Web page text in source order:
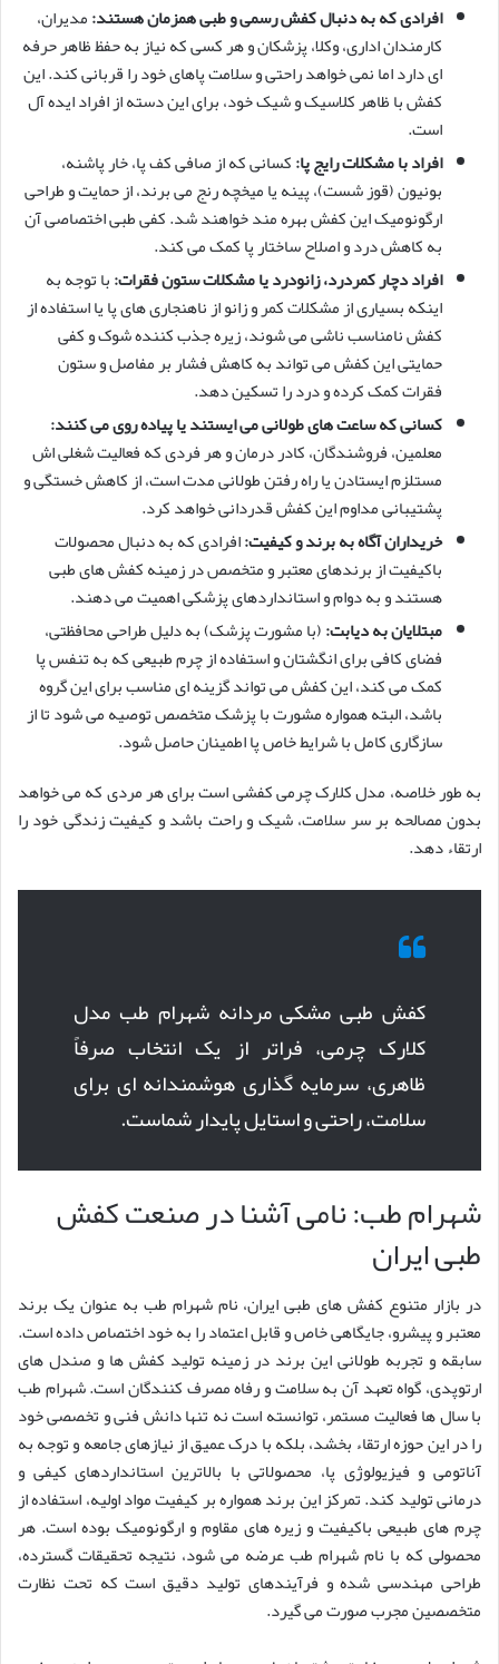
افرادی که به دنبال کفش رسمی و طبی همزمان هستند:مدیران،
کارمندان اداری، وکلا، پزشکان و هر کسی که نیاز به حفظ ظاهر حرفه
ای دارد اما نمی خواهد راحتی و سلامت پاهای خود را قربانی کند. این
کفش با ظاهر کلاسیک و شیک خود، برای این دسته از افراد ایده آل
است.
افراد با مشکلات رایج پا:کسانی که از صافی کف پا، خار پاشنه،
بونیون (قوز شست)، پینه یا میخچه رنج می برند، از حمایت و طراحی
ارگونومیک این کفش بهره مند خواهند شد. کفی طبی اختصاصی آن
به کاهش درد و اصلاح ساختار پا کمک می کند.
افراد دچار کمردرد، زانودرد یا مشکلات ستون فقرات:با توجه به
اینکه بسیاری از مشکلات کمر و زانو از ناهنجاری های پا یا استفاده از
کفش نامناسب ناشی می شوند، زیره جذب کننده شوک و کفی
حمایتی این کفش می تواند به کاهش فشار بر مفاصل و ستون
فقرات کمک کرده و درد را تسکین دهد.
کسانی که ساعت های طولانی می ایستند یا پیاده روی می کنند:
معلمین، فروشندگان، کادر درمان و هر فردی که فعالیت شغلی اش
مستلزم ایستادن یا راه رفتن طولانی مدت است، از کاهش خستگی و
پشتیبانی مداوم این کفش قدردانی خواهد کرد.
خریداران آگاه به برند و کیفیت:افرادی که به دنبال محصولات
باکیفیت از برندهای معتبر و متخصص در زمینه کفش های طبی
هستند و به دوام و استانداردهای پزشکی اهمیت می دهند.
مبتلایان به دیابت:(با مشورت پزشک) به دلیل طراحی محافظتی،
فضای کافی برای انگشتان و استفاده از چرم طبیعی که به تنفس پا
کمک می کند، این کفش می تواند گزینه ای مناسب برای این گروه
باشد، البته همواره مشورت با پزشک متخصص توصیه می شود تا از
سازگاری کامل با شرایط خاص پا اطمینان حاصل شود.
به طور خلاصه، مدل کلارک چرمی کفشی است برای هر مردی که می خواهد
بدون مصالحه بر سر سلامت، شیک و راحت باشد و کیفیت زندگی خود را
ارتقاء دهد.
کفش طبی مشکی مردانه شهرام طب مدل
کلارک چرمی، فراتر از یک انتخاب صرفاً
ظاهری، سرمایه گذاری هوشمندانه ای برای
سلامت، راحتی و استایل پایدار شماست.
شهرام طب: نامی آشنا در صنعت کفش
طبی ایران
در بازار متنوع کفش های طبی ایران، نام شهرام طب به عنوان یک برند
معتبر و پیشرو، جایگاهی خاص و قابل اعتماد را به خود اختصاص داده است.
سابقه و تجربه طولانی این برند در زمینه تولید کفش ها و صندل های
ارتوپدی، گواه تعهد آن به سلامت و رفاه مصرف کنندگان است. شهرام طب
با سال ها فعالیت مستمر، توانسته است نه تنها دانش فنی و تخصصی خود
را در این حوزه ارتقاء بخشد، بلکه با درک عمیق از نیازهای جامعه و توجه به
آناتومی و فیزیولوژی پا، محصولاتی با بالاترین استانداردهای کیفی و
درمانی تولید کند. تمرکز این برند همواره بر کیفیت مواد اولیه، استفاده از
چرم های طبیعی باکیفیت و زیره های مقاوم و ارگونومیک بوده است. هر
محصولی که با نام شهرام طب عرضه می شود، نتیجه تحقیقات گسترده،
طراحی مهندسی شده و فرآیندهای تولید دقیق است که تحت نظارت
متخصصین مجرب صورت می گیرد.